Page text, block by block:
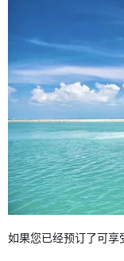
如果您已经预订了可享